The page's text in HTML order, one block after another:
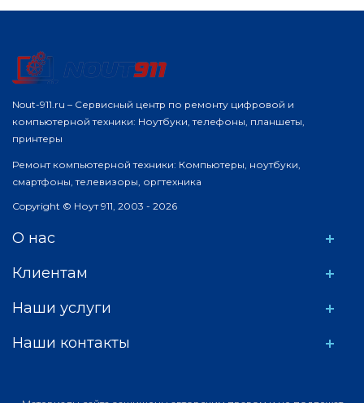
Nout-911.ru – Сервисный центр по ремонту цифровой и
компьютерной техники: Ноутбуки, телефоны, планшеты,
принтеры
Ремонт компьютерной техники: Компьютеры, ноутбуки,
смартфоны, телевизоры, оргтехника
Copyright © Ноут 911, 2003 - 2026
О нас
Клиентам
Наши услуги
Наши контакты